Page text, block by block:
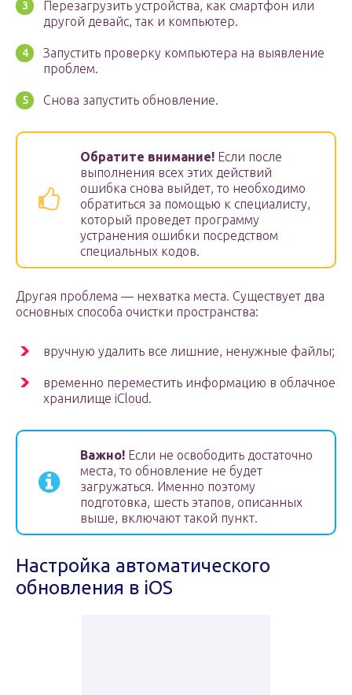
Перезагрузить устройства, как смартфон или
другой девайс, так и компьютер.
Запустить проверку компьютера на выявление
проблем.
Снова запустить обновление.
Обратите внимание! Если после
выполнения всех этих действий
ошибка снова выйдет, то необходимо
обратиться за помощью к специалисту,
который проведет программу
устранения ошибки посредством
специальных кодов.
Другая проблема — нехватка места. Существует два
основных способа очистки пространства:
вручную удалить все лишние, ненужные файлы;
временно переместить информацию в облачное
хранилище iCloud.
Важно! Если не освободить достаточно
места, то обновление не будет
загружаться. Именно поэтому
подготовка, шесть этапов, описанных
выше, включают такой пункт.
Настройка автоматического
обновления в iOS